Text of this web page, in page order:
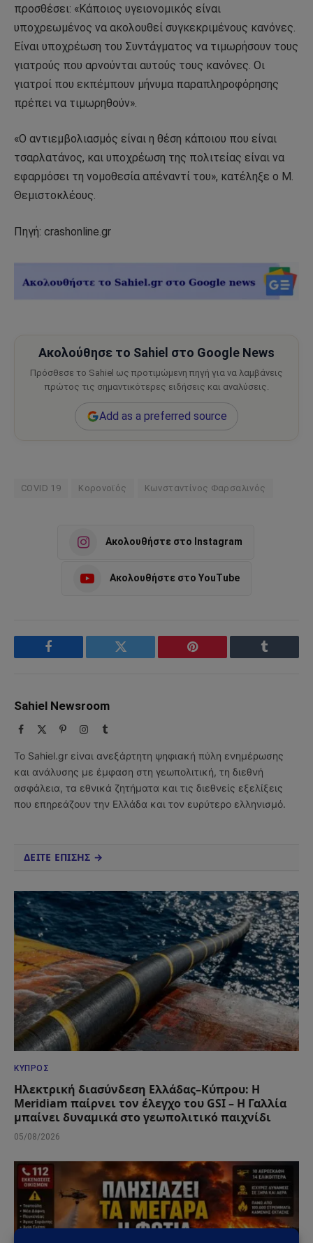
προσθέσει: «Κάποιος υγειονομικός είναι
υποχρεωμένος να ακολουθεί συγκεκριμένους κανόνες.
Είναι υποχρέωση του Συντάγματος να τιμωρήσουν τους
γιατρούς που αρνούνται αυτούς τους κανόνες. Οι
γιατροί που εκπέμπουν μήνυμα παραπληροφόρησης
πρέπει να τιμωρηθούν».
«Ο αντιεμβολιασμός είναι η θέση κάποιου που είναι
τσαρλατάνος, και υποχρέωση της πολιτείας είναι να
εφαρμόσει τη νομοθεσία απέναντί του», κατέληξε ο Μ.
Θεμιστοκλέους.
Πηγή: crashonline.gr
Ακολούθησε το Sahiel στο Google News
Πρόσθεσε το Sahiel ως προτιμώμενη πηγή για να λαμβάνεις
πρώτος τις σημαντικότερες ειδήσεις και αναλύσεις.
Add as a preferred source
COVID 19 Κορονοϊός Κωνσταντίνος Φαρσαλινός
Ακολουθήστε στο Instagram
Ακολουθήστε στο YouTube
Facebook Twitter Pinterest Tumblr
Sahiel Newsroom
Facebook PinterestInstagram
Tumblr
Το Sahiel.gr είναι ανεξάρτητη ψηφιακή πύλη ενημέρωσης
και ανάλυσης με έμφαση στη γεωπολιτική, τη διεθνή
ασφάλεια, τα εθνικά ζητήματα και τις διεθνείς εξελίξεις
που επηρεάζουν την Ελλάδα και τον ευρύτερο ελληνισμό.
ΔΕΙΤΕ ΕΠΙΣΗΣ →
ΚΎΠΡΟΣ
Ηλεκτρική διασύνδεση Ελλάδας–Κύπρου: Η
Meridiam παίρνει τον έλεγχο του GSI – Η Γαλλία
μπαίνει δυναμικά στο γεωπολιτικό παιχνίδι
05/08/2026